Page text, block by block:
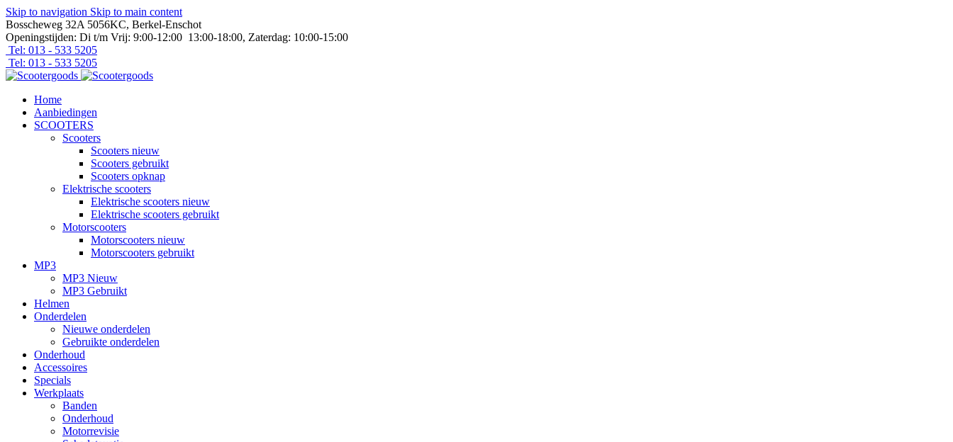
Skip to navigation Skip to main content
Bosscheweg 32A 5056KC, Berkel-Enschot
Openingstijden: Di t/m Vrij: 9:00-12:00 13:00-18:00, Zaterdag: 10:00-15:00
Tel: 013 - 533 5205
Tel: 013 - 533 5205
Home
Aanbiedingen
SCOOTERS
Scooters
Scooters nieuw
Scooters gebruikt
Scooters opknap
Elektrische scooters
Elektrische scooters nieuw
Elektrische scooters gebruikt
Motorscooters
Motorscooters nieuw
Motorscooters gebruikt
MP3
MP3 Nieuw
MP3 Gebruikt
Helmen
Onderdelen
Nieuwe onderdelen
Gebruikte onderdelen
Onderhoud
Accessoires
Specials
Werkplaats
Banden
Onderhoud
Motorrevisie